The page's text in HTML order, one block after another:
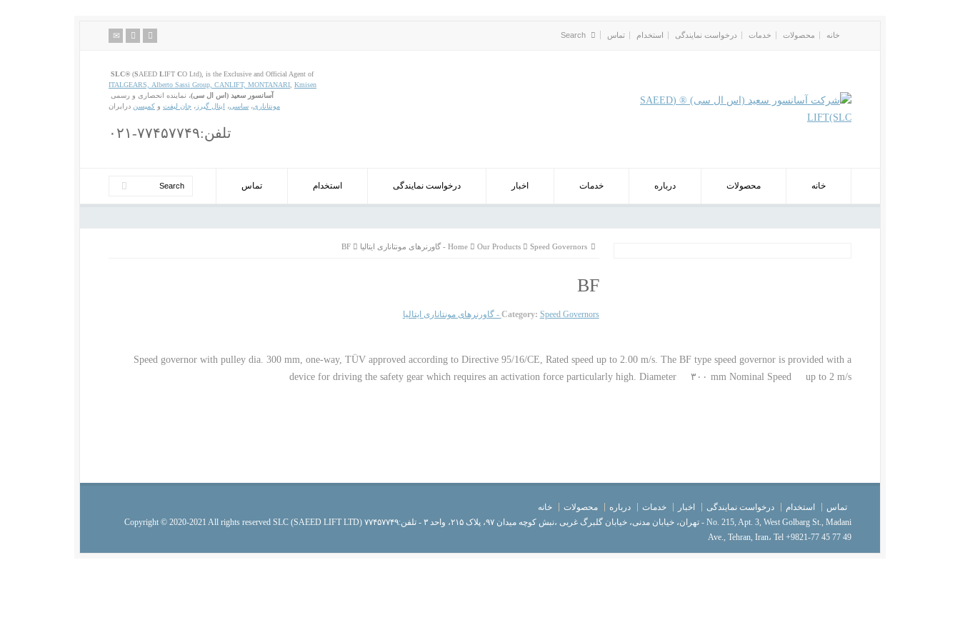
خانه محصولات خدمات درخواست نمایندگی استخدام تماس
SLC®(SAEED LIFT CO Ltd), is the Exclusive and Official Agent of
ITALGEARS, Alberto Sassi Group,CANLIFT,MONTANARI ,Kmisen
آسانسور سعید (اس ال سی)، نماینده انحصاری و رسمی
مونتاناری، ساسی، ایتال گیرز ، جان لیفتو کمیسن درایران
تلفن:۷۷۴۵۷۷۴۹-۰۲۱
خانه محصولات درباره خدمات اخبار درخواست نمایندگی استخدام تماس
Home Our Products Speed Governors - گاورنرهای مونتاناری ایتالیا BF
BF
Category: Speed Governors - گاورنرهای مونتاناری ایتالیا
Speed governor with pulley dia. 300 mm, one-way, TÜV approved according to Directive 95/16/CE, Rated speed up to 2.00 m/s. The BF type speed governor is provided with a
device for driving the safety gear which requires an activation force particularly high. Diameter ۳۰۰ mm Nominal Speed up to 2 m/s
خانه محصولات درباره خدمات اخبار درخواست نمایندگی استخدام
تماس
Copyright © 2020-2021 All rights reserved SLC (SAEED LIFT LTD) تهران، خیابان مدنی، خیابان گلبرگ غربی ،نبش کوچه میدان ۹۷، پلاک ۲۱۵، واحد ۳ - تلفن:۷۷۴۵۷۷۴۹ - No. 215, Apt. 3, West Golbarg St., Madani
Ave., Tehran, Iran، Tel +9821-77 45 77 49